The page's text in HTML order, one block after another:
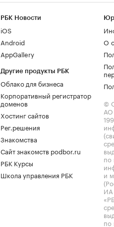
РБК Новости
iOS
Android
AppGallery
Другие продукты РБК
Облако для бизнеса
Корпоративный регистратор
доменов
Хостинг сайтов
Рег.решения
Знакомства
Сайт знакомств podbor.ru
РБК Курсы
Школа управления РБК
О
©
по
и
ИА
по